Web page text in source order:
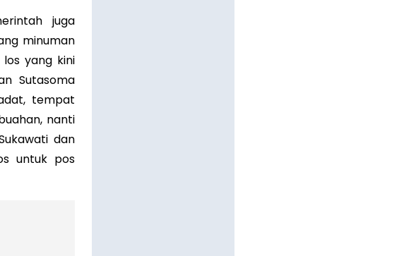
juga
minuman
yang kini
Sutasoma
tempat
nanti
dan
untuk pos